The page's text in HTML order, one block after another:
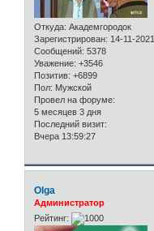
Откуда: Академгородок
Зарегистрирован: 14-11-2021
Сообщений: 5378
Уважение: +3546
Позитив: +6899
Пол: Мужской
Провел на форуме:
5 месяцев 3 дня
Последний визит:
Вчера 13:59:27
Olga
Администратор
Рейтинг: